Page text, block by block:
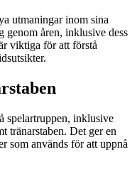
utmaningar inom sina
genom åren, inklusive dess
viktiga för att förstå
spelartruppen, inklusive
tränarstaben. Det ger en
som används för att uppnå